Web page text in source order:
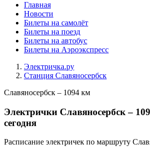
Главная
Новости
Билеты на самолёт
Билеты на поезд
Билеты на автобус
Билеты на Аэроэкспресс
Электричка.ру
Станция Славяносербск
Славяносербск – 1094 км
Электрички Славяносербск –
сегодня
Расписание электричек по маршруту